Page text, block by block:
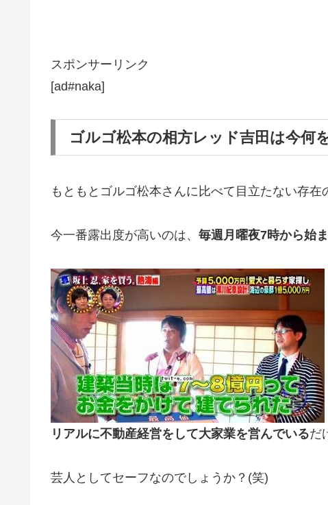
スポンサーリンク
[ad#naka]
ゴルゴ松本の相方レッド吉田は今何
もともとゴルゴ松本さんに比べて目立たない存
今一番露出度が高いのは、 毎週月曜夜7時から始
リアルに不動産経営をして大家業を営んでいるだ
芸人としてセーフなのでしょうか？(笑)